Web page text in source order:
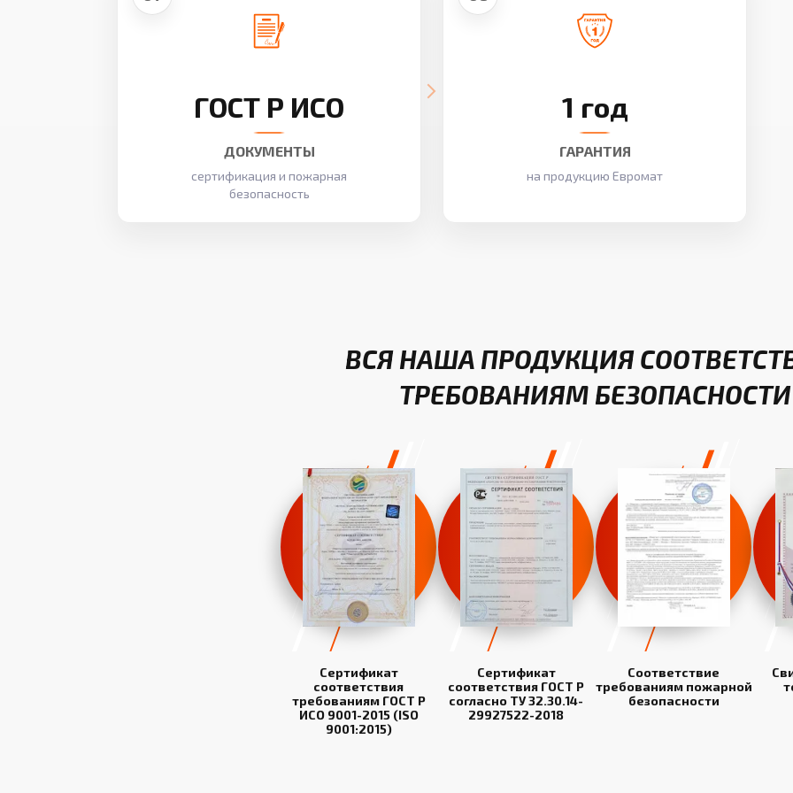
ГОСТ Р ИСО
ДОКУМЕНТЫ
сертификация и пожарная
безопасность
1 год
ГАРАНТИЯ
на продукцию Евромат
ВСЯ НАША ПРОДУКЦИЯ
ТРЕБОВАНИЯМ БЕЗОПАСНОСТИ
Сертификат
соответствия
требованиям ГОСТ Р
ИСО 9001-2015 (ISO
9001:2015)
Сертификат
соответствия ГОСТ Р
согласно ТУ 32.30.14-
29927522-2018
Соответствие
требованиям пожарной
безопасности